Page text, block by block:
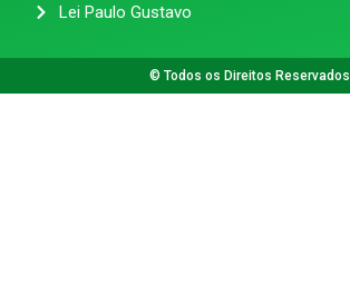
Lei Paulo Gustavo
© Todos os Direitos Reservados